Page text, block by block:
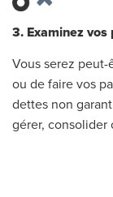
3. Examinez
Vous serez
ou de faire vos
dettes non
gérer, consolider